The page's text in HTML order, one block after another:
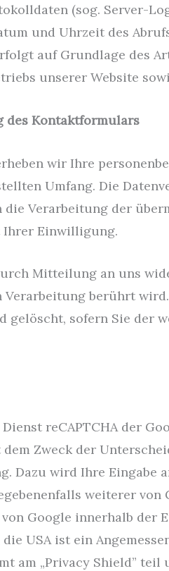
(sog. Server-
und Uhrzeit des
auf Grundlage des
unserer Website
des Kontaktformulars
wir Ihre
Umfang. Die
Verarbeitung der
Ihrer Einwilligung.
Mitteilung an uns
berührt
gelöscht, sofern Sie der
reCAPTCHA der
dem Zweck der
Dazu wird Ihre
weiterer
Google innerhalb der
USA ist ein
am „Privacy Shield”